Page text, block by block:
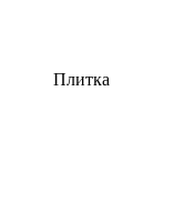
Плитка